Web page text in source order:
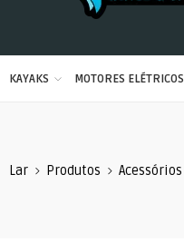
KAYAKS MOTORES ELÉTRICOS
Lar Produtos Acessórios